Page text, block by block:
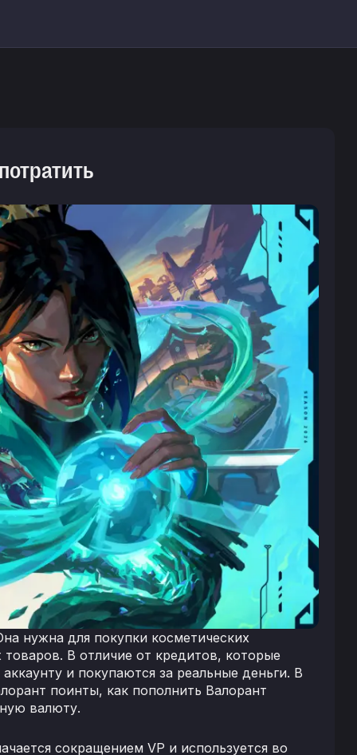
нужна для покупки косметических
В отличие от кредитов, которые
и покупаются за реальные деньги. В
поинты, как пополнить Валорант
валюту.
сокращением VP и используется во